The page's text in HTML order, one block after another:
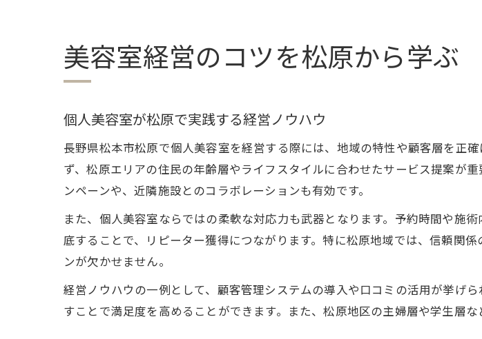
美容室経営のコツを松原から学ぶ
個人美容室が松原で実践する経営ノウハウ
長野県松本市松原で個人美容室を経営する際には、地域の特性や顧客層を正
ず、松原エリアの住民の年齢層やライフスタイルに合わせたサービス提案が
ンペーンや、近隣施設とのコラボレーションも有効です。
また、個人美容室ならではの柔軟な対応力も武器となります。予約時間や施
底することで、リピーター獲得につながります。特に松原地域では、信頼関
ンが欠かせません。
経営ノウハウの一例として、顧客管理システムの導入や口コミの活用が挙げ
すことで満足度を高めることができます。また、松原地区の主婦層や学生層